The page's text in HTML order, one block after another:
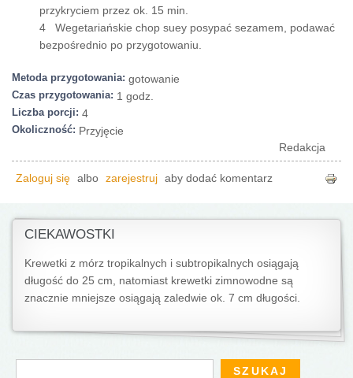
przykryciem przez ok. 15 min.
4 Wegetariańskie chop suey posypać sezamem, podawać
bezpośrednio po przygotowaniu.
Metoda przygotowania: gotowanie
Czas przygotowania: 1 godz.
Liczba porcji: 4
Okoliczność: Przyjęcie
Redakcja
Zaloguj się albo zarejestruj aby dodać komentarz
CIEKAWOSTKI
Krewetki z mórz tropikalnych i subtropikalnych osiągają
długość do 25 cm, natomiast krewetki zimnowodne są
znacznie mniejsze osiągają zaledwie ok. 7 cm długości.
Formularz wyszukiwania
Szukaj